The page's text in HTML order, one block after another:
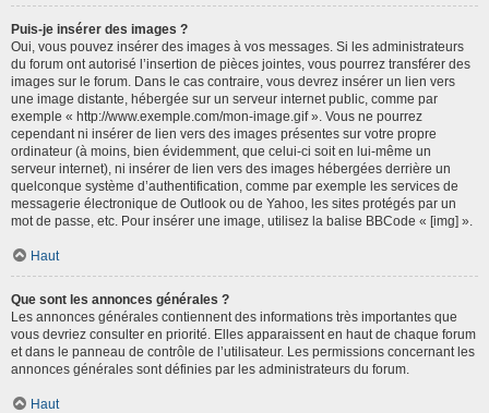
Puis-je insérer des images ?
Oui, vous pouvez insérer des images à vos messages. Si les administrateurs
du forum ont autorisé l’insertion de pièces jointes, vous pourrez transférer des
images sur le forum. Dans le cas contraire, vous devrez insérer un lien vers
une image distante, hébergée sur un serveur internet public, comme par
exemple « http://www.exemple.com/mon-image.gif ». Vous ne pourrez
cependant ni insérer de lien vers des images présentes sur votre propre
ordinateur (à moins, bien évidemment, que celui-ci soit en lui-même un
serveur internet), ni insérer de lien vers des images hébergées derrière un
quelconque système d’authentification, comme par exemple les services de
messagerie électronique de Outlook ou de Yahoo, les sites protégés par un
mot de passe, etc. Pour insérer une image, utilisez la balise BBCode « [img] ».
Haut
Que sont les annonces générales ?
Les annonces générales contiennent des informations très importantes que
vous devriez consulter en priorité. Elles apparaissent en haut de chaque forum
et dans le panneau de contrôle de l’utilisateur. Les permissions concernant les
annonces générales sont définies par les administrateurs du forum.
Haut